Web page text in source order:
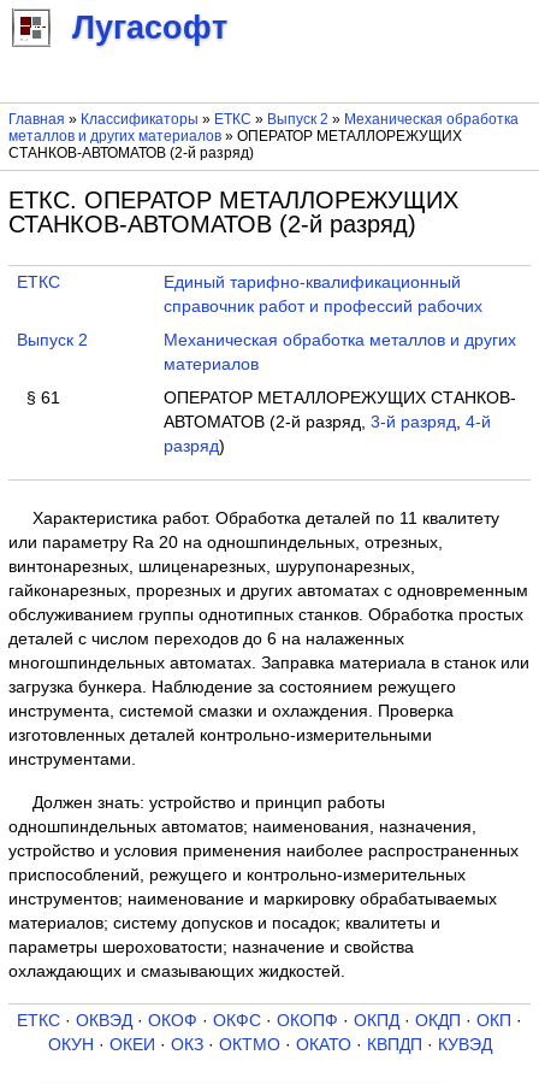
Лугасофт
Главная » Классификаторы » ЕТКС » Выпуск 2 » Механическая обработка
металлов и других материалов» ОПЕРАТОР МЕТАЛЛОРЕЖУЩИХ
СТАНКОВ-АВТОМАТОВ (2-й разряд)
ЕТКС. ОПЕРАТОР МЕТАЛЛОРЕЖУЩИХ
СТАНКОВ-АВТОМАТОВ (2-й разряд)
ЕТКС
Единый тарифно-квалификационный
справочник работ и профессий рабочих
Выпуск 2
Механическая обработка металлов и других
материалов
§ 61
ОПЕРАТОР МЕТАЛЛОРЕЖУЩИХ СТАНКОВ-
АВТОМАТОВ (2-й разряд, 3-й разряд 4-й
разряд)
Характеристика работ. Обработка деталей по 11 квалитету
или параметру Ra 20 на одношпиндельных, отрезных,
винтонарезных, шлиценарезных, шурупонарезных,
гайконарезных, прорезных и других автоматах с одновременным
обслуживанием группы однотипных станков. Обработка простых
деталей с числом переходов до 6 на налаженных
многошпиндельных автоматах. Заправка материала в станок или
загрузка бункера. Наблюдение за состоянием режущего
инструмента, системой смазки и охлаждения. Проверка
изготовленных деталей контрольно-измерительными
инструментами.
Должен знать: устройство и принцип работы
одношпиндельных автоматов; наименования, назначения,
устройство и условия применения наиболее распространенных
приспособлений, режущего и контрольно-измерительных
инструментов; наименование и маркировку обрабатываемых
материалов; систему допусков и посадок; квалитеты и
параметры шероховатости; назначение и свойства
охлаждающих и смазывающих жидкостей.
ЕТКС · ОКВЭД· ОКОФ · ОКФС · ОКОПФ · ОКПД· ОКДП · ОКП ·
ОКУН · ОКЕИ · ОКЗ· ОКТМО· ОКАТО· КВПДП · КУВЭД